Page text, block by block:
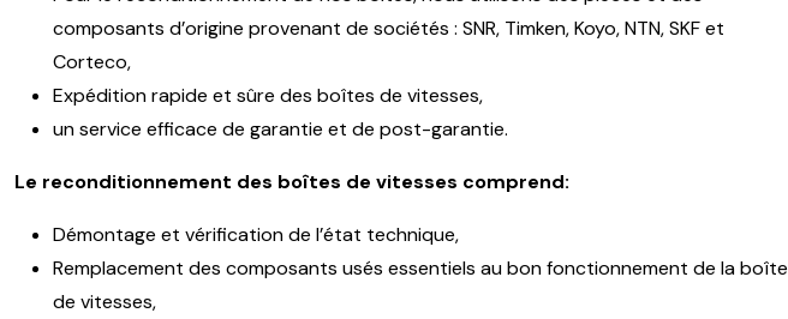
composants d’origine provenant de sociétés : SNR, Timken, Koyo, NTN, SKF et
Corteco,
Expédition rapide et sûre des boîtes de vitesses,
un service efficace de garantie et de post-garantie.
Le reconditionnement des boîtes de vitesses comprend:
Démontage et vérification de l’état technique,
Remplacement des composants usés essentiels au bon fonctionnement de la boîte
de vitesses,